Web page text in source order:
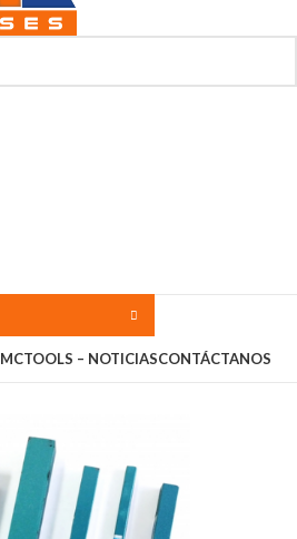
MCTOOLS – NOTICIASCONTÁCTANOS